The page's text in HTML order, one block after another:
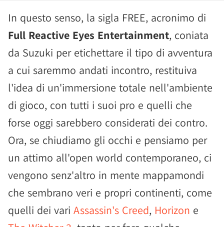
In questo senso, la sigla FREE, acronimo di
Full Reactive Eyes Entertainment, coniata
da Suzuki per etichettare il tipo di avventura
a cui saremmo andati incontro, restituiva
l'idea di un'immersione totale nell'ambiente
di gioco, con tutti i suoi pro e quelli che
forse oggi sarebbero considerati dei contro.
Ora, se chiudiamo gli occhi e pensiamo per
un attimo all'open world contemporaneo, ci
vengono senz'altro in mente mappamondi
che sembrano veri e propri continenti, come
quelli dei vari Assassin's Creed, Horizon e